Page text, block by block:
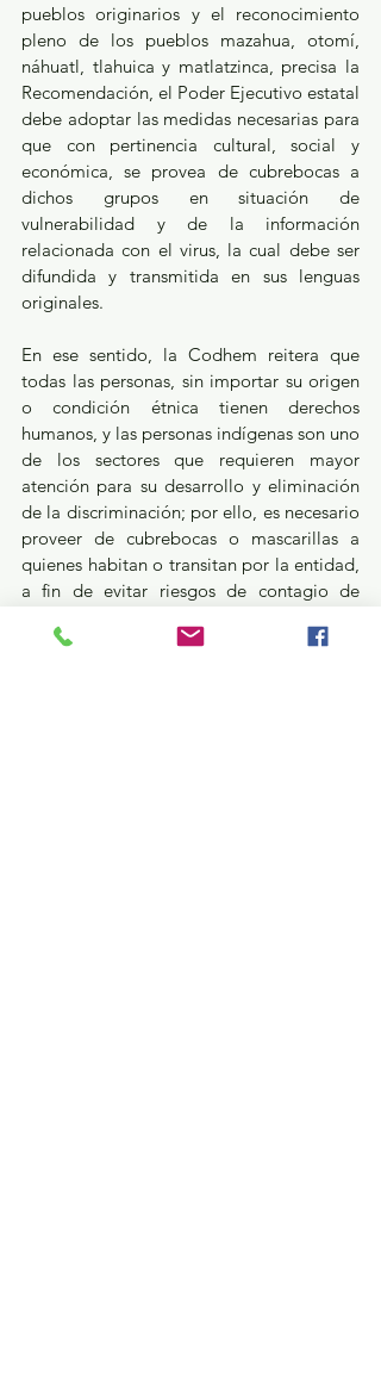
pueblos originarios y el reconocimiento
pleno de los pueblos mazahua, otomí,
náhuatl, tlahuica y matlatzinca, precisa la
Recomendación, el Poder Ejecutivo estatal
debe adoptar las medidas necesarias para
que con pertinencia cultural, social y
económica, se provea de cubrebocas a
dichos grupos en situación de
vulnerabilidad y de la información
relacionada con el virus, la cual debe ser
difundida y transmitida en sus lenguas
originales.
En ese sentido, la Codhem reitera que
todas las personas, sin importar su origen
o condición étnica tienen derechos
humanos, y las personas indígenas son uno
de los sectores que requieren mayor
atención para su desarrollo y eliminación
de la discriminación; por ello, es necesario
proveer de cubrebocas o mascarillas a
quienes habitan o transitan por la entidad,
a fin de evitar riesgos de contagio de